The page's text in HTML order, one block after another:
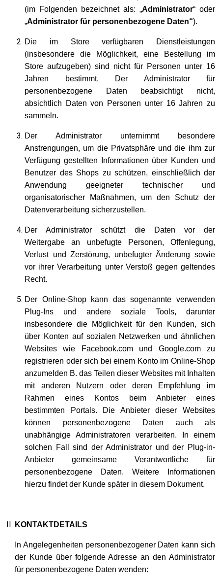
(im Folgenden bezeichnet als: „Administrator“ oder
„Administrator für personenbezogene Daten“).
Die im Store verfügbaren Dienstleistungen
(insbesondere die Möglichkeit, eine Bestellung im
Store aufzugeben) sind nicht für Personen unter 16
Jahren bestimmt. Der Administrator für
personenbezogene Daten beabsichtigt nicht,
absichtlich Daten von Personen unter 16 Jahren zu
sammeln.
Der Administrator unternimmt besondere
Anstrengungen, um die Privatsphäre und die ihm zur
Verfügung gestellten Informationen über Kunden und
Benutzer des Shops zu schützen, einschließlich der
Anwendung geeigneter technischer und
organisatorischer Maßnahmen, um den Schutz der
Datenverarbeitung sicherzustellen.
Der Administrator schützt die Daten vor der
Weitergabe an unbefugte Personen, Offenlegung,
Verlust und Zerstörung, unbefugter Änderung sowie
vor ihrer Verarbeitung unter Verstoß gegen geltendes
Recht.
Der Online-Shop kann das sogenannte verwenden
Plug-Ins und andere soziale Tools, darunter
insbesondere die Möglichkeit für den Kunden, sich
über Konten auf sozialen Netzwerken und ähnlichen
Websites wie Facebook.com und Google.com zu
registrieren oder sich bei einem Konto im Online-Shop
anzumelden B. das Teilen dieser Websites mit Inhalten
mit anderen Nutzern oder deren Empfehlung im
Rahmen eines Kontos beim Anbieter eines
bestimmten Portals. Die Anbieter dieser Websites
können personenbezogene Daten auch als
unabhängige Administratoren verarbeiten.
In einem
solchen Fall sind der Administrator und der Plug-in-
Anbieter gemeinsame Verantwortliche für
personenbezogene Daten. Weitere Informationen
hierzu findet der Kunde später in diesem Dokument.
KONTAKTDETAILS
In Angelegenheiten personenbezogener Daten kann sich
der Kunde über folgende Adresse an den Administrator
für personenbezogene Daten wenden: